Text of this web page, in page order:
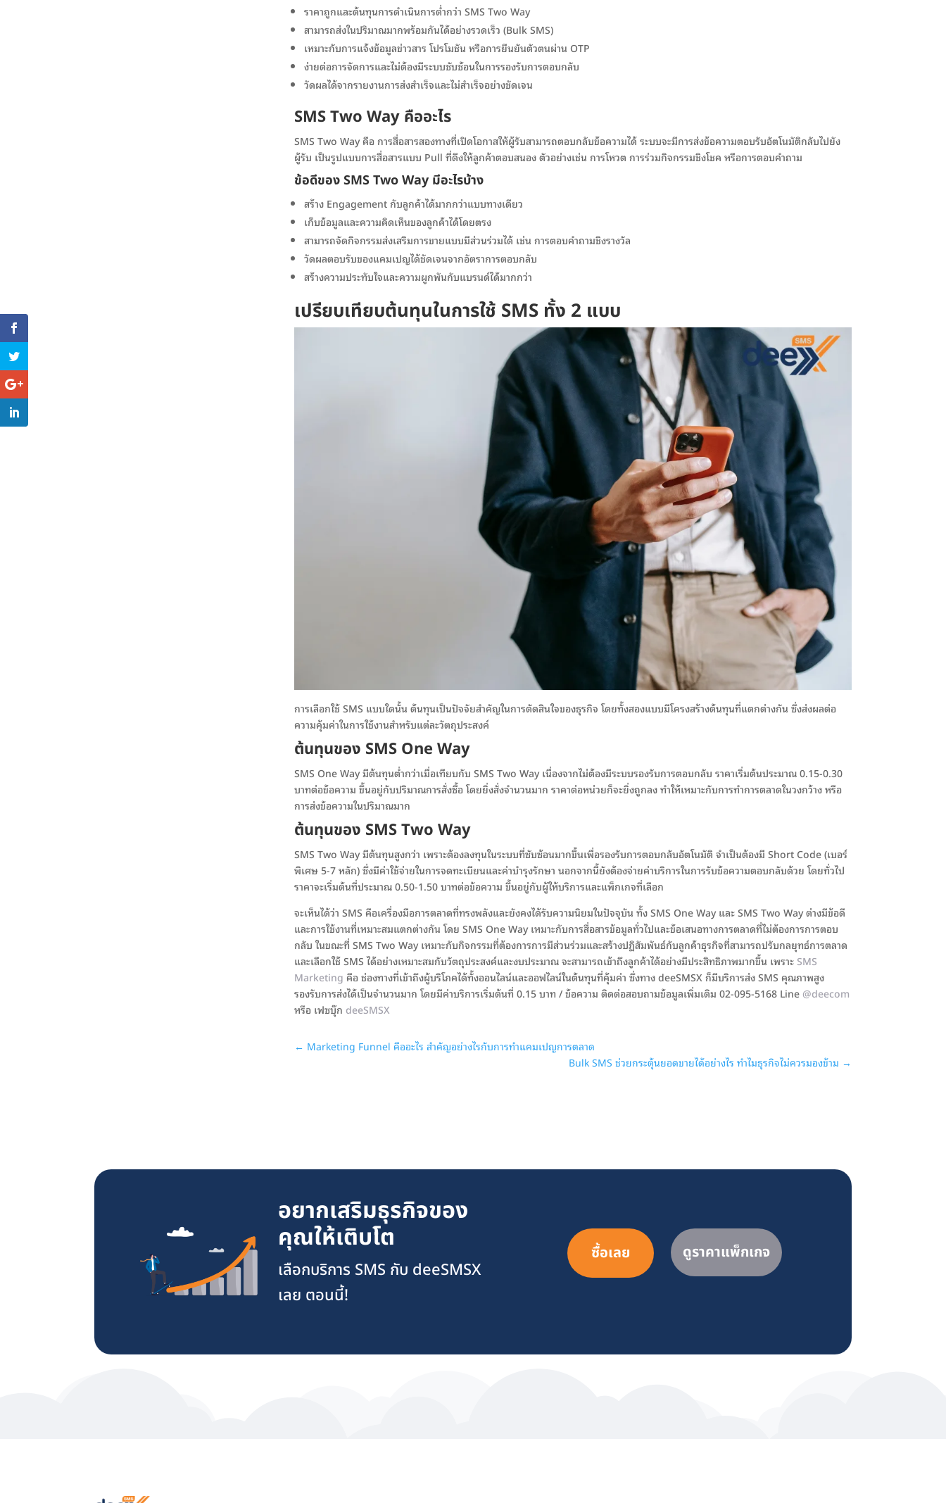
ราคาถูกและต้นทุนการดำเนินการต่ำกว่า SMS Two Way
สามารถส่งในปริมาณมากพร้อมกันได้อย่างรวดเร็ว (Bulk SMS)
เหมาะกับการแจ้งข้อมูลข่าวสาร โปรโมชัน หรือการยืนยันตัวตนผ่าน OTP
ง่ายต่อการจัดการและไม่ต้องมีระบบซับซ้อนในการรองรับการตอบกลับ
วัดผลได้จากรายงานการส่งสำเร็จและไม่สำเร็จอย่างชัดเจน
SMS Two Way คืออะไร
SMS Two Way คือ การสื่อสารสองทางที่เปิดโอกาสให้ผู้รับสามารถตอบกลับข้อความได้ ระบบจะมีการส่งข้อความตอบรับอัตโนมัติกลับไปยัง
ผู้รับ เป็นรูปแบบการสื่อสารแบบ Pull ที่ดึงให้ลูกค้าตอบสนอง ตัวอย่างเช่น การโหวต การร่วมกิจกรรมชิงโชค หรือการตอบคำถาม
ข้อดีของ SMS Two Way มีอะไรบ้าง
สร้าง Engagement กับลูกค้าได้มากกว่าแบบทางเดียว
เก็บข้อมูลและความคิดเห็นของลูกค้าได้โดยตรง
สามารถจัดกิจกรรมส่งเสริมการขายแบบมีส่วนร่วมได้ เช่น การตอบคำถามชิงรางวัล
วัดผลตอบรับของแคมเปญได้ชัดเจนจากอัตราการตอบกลับ
สร้างความประทับใจและความผูกพันกับแบรนด์ได้มากกว่า
เปรียบเทียบต้นทุนในการใช้ SMS ทั้ง 2 แบบ
การเลือกใช้ SMS แบบใดนั้น ต้นทุนเป็นปัจจัยสำคัญในการตัดสินใจของธุรกิจ โดยทั้งสองแบบมีโครงสร้างต้นทุนที่แตกต่างกัน ซึ่งส่งผลต่อ
ความคุ้มค่าในการใช้งานสำหรับแต่ละวัตถุประสงค์
ต้นทุนของ SMS One Way
SMS One Way มีต้นทุนต่ำกว่าเมื่อเทียบกับ SMS Two Way เนื่องจากไม่ต้องมีระบบรองรับการตอบกลับ ราคาเริ่มต้นประมาณ 0.15-0.30
บาทต่อข้อความ ขึ้นอยู่กับปริมาณการสั่งซื้อ โดยยิ่งสั่งจำนวนมาก ราคาต่อหน่วยก็จะยิ่งถูกลง ทำให้เหมาะกับการทำการตลาดในวงกว้าง หรือ
การส่งข้อความในปริมาณมาก
ต้นทุนของ SMS Two Way
SMS Two Way มีต้นทุนสูงกว่า เพราะต้องลงทุนในระบบที่ซับซ้อนมากขึ้นเพื่อรองรับการตอบกลับอัตโนมัติ จำเป็นต้องมี Short Code (เบอร์
พิเศษ 5-7 หลัก) ซึ่งมีค่าใช้จ่ายในการจดทะเบียนและค่าบำรุงรักษา นอกจากนี้ยังต้องจ่ายค่าบริการในการรับข้อความตอบกลับด้วย โดยทั่วไป
ราคาจะเริ่มต้นที่ประมาณ 0.50-1.50 บาทต่อข้อความ ขึ้นอยู่กับผู้ให้บริการและแพ็กเกจที่เลือก
จะเห็นได้ว่า SMS คือเครื่องมือการตลาดที่ทรงพลังและยังคงได้รับความนิยมในปัจจุบัน ทั้ง SMS One Way และ SMS Two Way ต่างมีข้อดี
และการใช้งานที่เหมาะสมแตกต่างกัน โดย SMS One Way เหมาะกับการสื่อสารข้อมูลทั่วไปและข้อเสนอทางการตลาดที่ไม่ต้องการการตอบ
กลับ ในขณะที่ SMS Two Way เหมาะกับกิจกรรมที่ต้องการการมีส่วนร่วมและสร้างปฏิสัมพันธ์กับลูกค้าธุรกิจที่สามารถปรับกลยุทธ์การตลาด
และเลือกใช้ SMS ได้อย่างเหมาะสมกับวัตถุประสงค์และงบประมาณ จะสามารถเข้าถึงลูกค้าได้อย่างมีประสิทธิภาพมากขึ้น เพราะ SMS
Marketing คือ ช่องทางที่เข้าถึงผู้บริโภคได้ทั้งออนไลน์และออฟไลน์ในต้นทุนที่คุ้มค่า ซึ่งทาง deeSMSX ก็มีบริการส่ง SMS คุณภาพสูง
รองรับการส่งได้เป็นจำนวนมาก โดยมีค่าบริการเริ่มต้นที่ 0.15 บาท / ข้อความ ติดต่อสอบถามข้อมูลเพิ่มเติม 02-095-5168 Line @deecom
หรือ เฟซบุ๊ก deeSMSX
← Marketing Funnel คืออะไร สำคัญอย่างไรกับการทำแคมเปญการตลาด
Bulk SMS ช่วยกระตุ้นยอดขายได้อย่างไร ทำไมธุรกิจไม่ควรมองข้าม →
อยากเสริมธุรกิจของ
คุณให้เติบโต
เลือกบริการ SMS กับ deeSMSX
เลย ตอนนี้!
ซื้อเลย ดูราคาแพ็กเกจ